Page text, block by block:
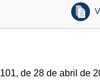
101, de 28 de abril de